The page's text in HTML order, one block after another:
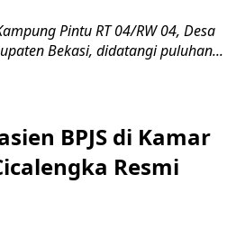
Pintu RT 04/RW 04, Desa
Bekasi, didatangi puluhan...
BPJS di Kamar
Resmi